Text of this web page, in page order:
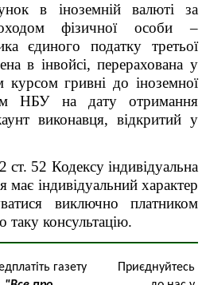
в іноземній валюті за
фізичної особи –
єдиного податку третьої
в інвойсі, перерахована у
курсом гривні до іноземної
НБУ на дату отримання
виконавця, відкритий у
52 Кодексу індивідуальна
має індивідуальний характер
виключно платником
таку консультацію.
газету
Приєднуйтесь